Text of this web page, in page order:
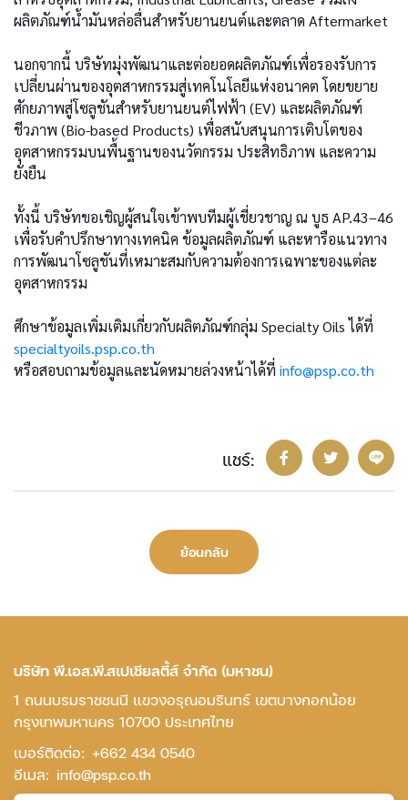
ผลิตภัณฑ์น้ำมันหล่อลื่นสำหรับยานยนต์และตลาด Aftermarket
นอกจากนี้ บริษัทมุ่งพัฒนาและต่อยอดผลิตภัณฑ์เพื่อรองรับการ
เปลี่ยนผ่านของอุตสาหกรรมสู่เทคโนโลยีแห่งอนาคต โดยขยาย
ศักยภาพสู่โซลูชันสำหรับยานยนต์ไฟฟ้า (EV) และผลิตภัณฑ์
ชีวภาพ (Bio-based Products) เพื่อสนับสนุนการเติบโตของ
อุตสาหกรรมบนพื้นฐานของนวัตกรรม ประสิทธิภาพ และความ
ยั่งยืน
ทั้งนี้ บริษัทขอเชิญผู้สนใจเข้าพบทีมผู้เชี่ยวชาญ ณ บูธ AP.43–46
เพื่อรับคำปรึกษาทางเทคนิค ข้อมูลผลิตภัณฑ์ และหารือแนวทาง
การพัฒนาโซลูชันที่เหมาะสมกับความต้องการเฉพาะของแต่ละ
อุตสาหกรรม
ศึกษาข้อมูลเพิ่มเติมเกี่ยวกับผลิตภัณฑ์กลุ่ม Specialty Oils ได้ที่
specialtyoils.psp.co.th
หรือสอบถามข้อมูลและนัดหมายล่วงหน้าได้ที่ info@psp.co.th
แชร์:
ย้อนกลับ
บริษัท พี.เอส.พี.สเปเชียลตี้ส์ จำกัด (มหาชน)
1 ถนนบรมราชชนนี แขวงอรุณอมรินทร์ เขตบางกอกน้อย
กรุงเทพมหานคร 10700 ประเทศไทย
เบอร์ติดต่อ: +662 434 0540
อีเมล: info@psp.co.th